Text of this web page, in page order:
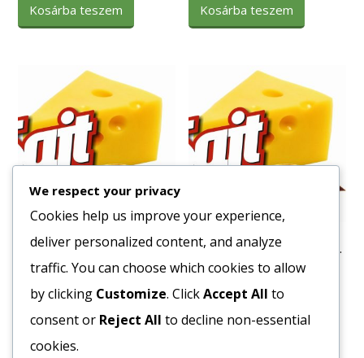
Kosárba teszem Kosárba teszem
S. Milky B (élelmiszer
készítmény)
2376Ft
Bruttó egység ár:ft/kg.
Tejszín ^May day^ főző 1L.
1340Ft
Bruttó egység ár:ft/lit.
We respect your privacy
Cookies help us improve your experience,
deliver personalized content, and analyze
traffic. You can choose which cookies to allow
by clicking Customize. ClickAccept All to
consent or Reject All to decline non-essential
cookies.